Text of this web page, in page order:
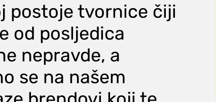
postoje tvornice čiji
od posljedica
nepravde, a
se na našem